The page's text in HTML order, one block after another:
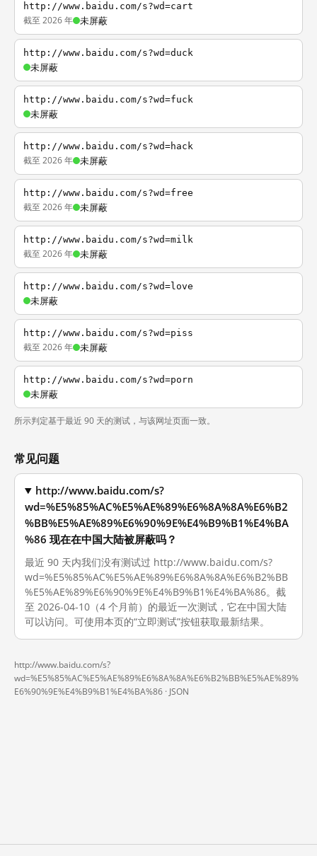
http://www.baidu.com/s?wd=cart
截至 2026 年 未屏蔽
http://www.baidu.com/s?wd=duck
未屏蔽
http://www.baidu.com/s?wd=fuck
未屏蔽
http://www.baidu.com/s?wd=hack
截至 2026 年 未屏蔽
http://www.baidu.com/s?wd=free
截至 2026 年 未屏蔽
http://www.baidu.com/s?wd=milk
截至 2026 年 未屏蔽
http://www.baidu.com/s?wd=love
未屏蔽
http://www.baidu.com/s?wd=piss
截至 2026 年 未屏蔽
http://www.baidu.com/s?wd=porn
未屏蔽
所示判定基于最近 90 天的测试，与该网址页面一致。
常见问题
http://www.baidu.com/s?
wd=%E5%85%AC%E5%AE%89%E6%8A%8A%E6%B2
%BB%E5%AE%89%E6%90%9E%E4%B9%B1%E4%BA
%86 现在在中国大陆被屏蔽吗？
最近 90 天内我们没有测试过 http://www.baidu.com/s?
wd=%E5%85%AC%E5%AE%89%E6%8A%8A%E6%B2%BB
%E5%AE%89%E6%90%9E%E4%B9%B1%E4%BA%86。截
至 2026-04-10（4 个月前）的最近一次测试，它在中国大陆
可以访问。可使用本页的“立即测试”按钮获取最新结果。
http://www.baidu.com/s?
wd=%E5%85%AC%E5%AE%89%E6%8A%8A%E6%B2%BB%E5%AE%89%
E6%90%9E%E4%B9%B1%E4%BA%86 · JSON